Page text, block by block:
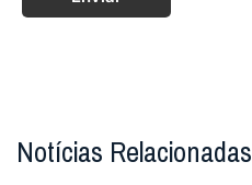
Notícias Relacionadas